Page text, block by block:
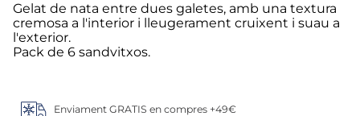
Gelat de nata entre dues galetes, amb una textura
cremosa a l'interior i lleugerament cruixent i suau a
l'exterior.
Pack de 6 sandvitxos.
Enviament GRATIS en compres +49€
5. menus
7. calamar sirena